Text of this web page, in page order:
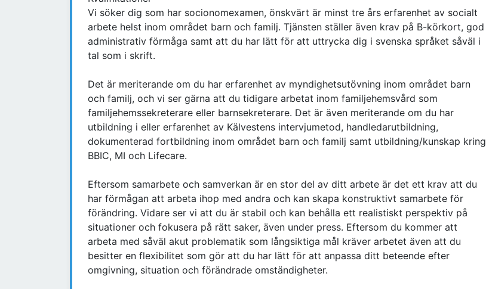
Vi söker dig som har socionomexamen, önskvärt är minst tre års erfarenhet av socialt
arbete helst inom området barn och familj. Tjänsten ställer även krav på B-körkort, god
administrativ förmåga samt att du har lätt för att uttrycka dig i svenska språket såväl i
tal som i skrift.
Det är meriterande om du har erfarenhet av myndighetsutövning inom området barn
och familj, och vi ser gärna att du tidigare arbetat inom familjehemsvård som
familjehemssekreterare eller barnsekreterare. Det är även meriterande om du har
utbildning i eller erfarenhet av Kälvestens intervjumetod, handledarutbildning,
dokumenterad fortbildning inom området barn och familj samt utbildning/kunskap kring
BBIC, MI och Lifecare.
Eftersom samarbete och samverkan är en stor del av ditt arbete är det ett krav att du
har förmågan att arbeta ihop med andra och kan skapa konstruktivt samarbete för
förändring. Vidare ser vi att du är stabil och kan behålla ett realistiskt perspektiv på
situationer och fokusera på rätt saker, även under press. Eftersom du kommer att
arbeta med såväl akut problematik som långsiktiga mål kräver arbetet även att du
besitter en flexibilitet som gör att du har lätt för att anpassa ditt beteende efter
omgivning, situation och förändrade omständigheter.